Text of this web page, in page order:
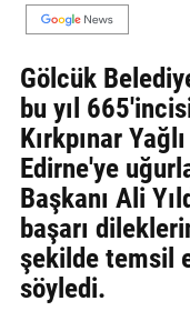
YAZARLAR
ULAŞIN
Künye
İletişim
Gizlilik
Politikası
Gölcük
bu yıl
Kırkpınar
Edirne'ye
Başkanı Ali
başarı
şekilde temsil
söyledi.